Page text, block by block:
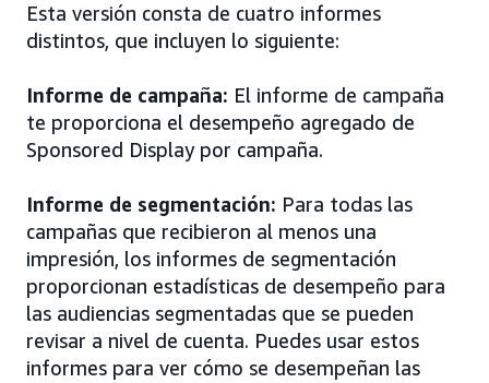
Esta versión consta de cuatro informes
distintos, que incluyen lo siguiente:
Informe de campaña: El informe de campaña
te proporciona el desempeño agregado de
Sponsored Display por campaña.
Informe de segmentación: Para todas las
campañas que recibieron al menos una
impresión, los informes de segmentación
proporcionan estadísticas de desempeño para
las audiencias segmentadas que se pueden
revisar a nivel de cuenta. Puedes usar estos
informes para ver cómo se desempeñan las